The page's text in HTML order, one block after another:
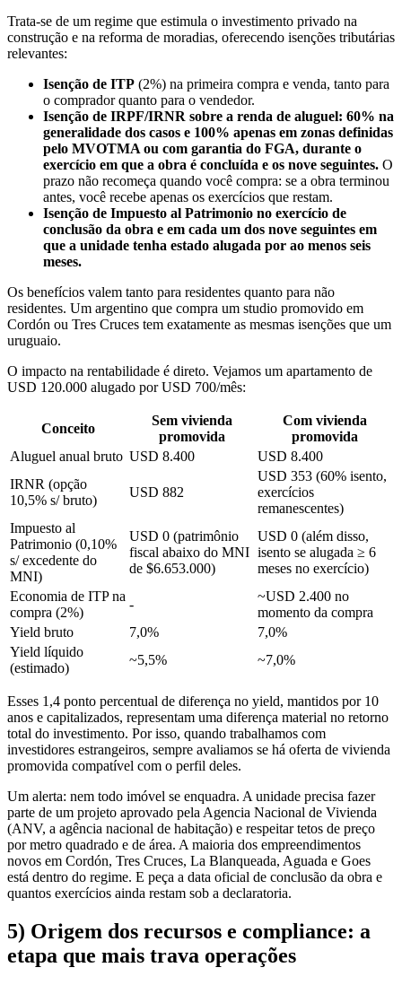
Trata-se de um regime que estimula o investimento privado na
construção e na reforma de moradias, oferecendo isenções tributárias
relevantes:
Isenção de ITP (2%) na primeira compra e venda, tanto para
o comprador quanto para o vendedor.
Isenção de IRPF/IRNR sobre a renda de aluguel: 60% na
generalidade dos casos e 100% apenas em zonas definidas
pelo MVOTMA ou com garantia do FGA, durante o
exercício em que a obra é concluída e os nove seguintes. O
prazo não recomeça quando você compra: se a obra terminou
antes, você recebe apenas os exercícios que restam.
Isenção de Impuesto al Patrimonio no exercício de
conclusão da obra e em cada um dos nove seguintes em
que a unidade tenha estado alugada por ao menos seis
meses.
Os benefícios valem tanto para residentes quanto para não
residentes. Um argentino que compra um studio promovido em
Cordón ou Tres Cruces tem exatamente as mesmas isenções que um
uruguaio.
O impacto na rentabilidade é direto. Vejamos um apartamento de
USD 120.000 alugado por USD 700/mês:
Conceito
Sem vivienda
promovida
Com vivienda
promovida
Aluguel anual bruto USD 8.400
USD 8.400
IRNR (opção
10,5% s/ bruto)
USD 882
USD 353 (60% isento,
exercícios
remanescentes)
Impuesto al
Patrimonio (0,10%
s/ excedente do
MNI)
USD 0 (patrimônio
fiscal abaixo do MNI
de $6.653.000)
USD 0 (além disso,
isento se alugada ≥ 6
meses no exercício)
Economia de ITP na
compra (2%)
-
~USD 2.400 no
momento da compra
Yield bruto
7,0%
7,0%
Yield líquido
(estimado)
~5,5% ~7,0%
Esses 1,4 ponto percentual de diferença no yield, mantidos por 10
anos e capitalizados, representam uma diferença material no retorno
total do investimento. Por isso, quando trabalhamos com
investidores estrangeiros, sempre avaliamos se há oferta de vivienda
promovida compatível com o perfil deles.
Um alerta: nem todo imóvel se enquadra. A unidade precisa fazer
parte de um projeto aprovado pela Agencia Nacional de Vivienda
(ANV, a agência nacional de habitação) e respeitar tetos de preço
por metro quadrado e de área. A maioria dos empreendimentos
novos em Cordón, Tres Cruces, La Blanqueada, Aguada e Goes
está dentro do regime. E peça a data oficial de conclusão da obra e
quantos exercícios ainda restam sob a declaratoria.
5) Origem dos recursos e compliance: a
etapa que mais trava operações